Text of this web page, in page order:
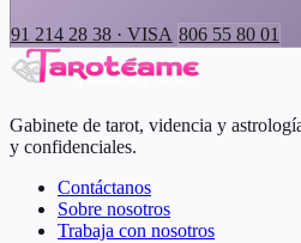
91 214 28 38 · VISA 806 55 80 01
Gabinete de tarot, videncia y
y confidenciales.
Contáctanos
Sobre nosotros
Trabaja con nosotros